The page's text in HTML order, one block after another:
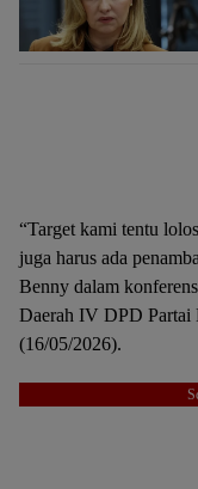
“Target kami tentu
juga harus ada
Benny dalam
Daerah IV DPD Partai
(16/05/2026).